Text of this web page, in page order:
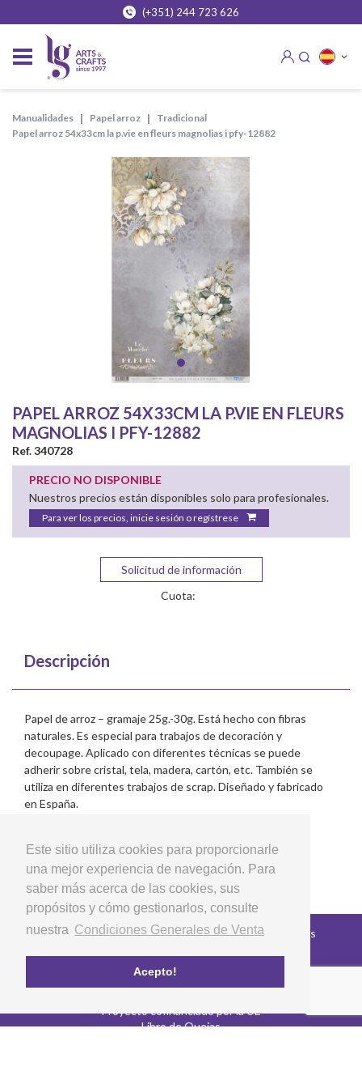
Este sitio utiliza cookies para proporcionarle
una mejor experiencia de navegación. Para
saber más acerca de las cookies, sus
propósitos y cómo gestionarlos, consulte
nuestra Condiciones Generales de Venta
Acepto!
(+351) 244 723 626
manualidades papel arroz
tradicional
papel arroz 54x33cm la p.vie en fleurs magnolias i pfy-12882
PAPEL ARROZ 54X33CM LA P.VIE EN FLEURS
MAGNOLIAS I PFY-12882
Ref. 340728
PRECIO NO DISPONIBLE
Nuestros precios están disponibles solo para profesionales.
Para ver los precios, inicie sesión o regístrese
Solicitud de información
Cuota:
Descripción
Papel de arroz – gramaje 25g.-30g. Está hecho con fibras
naturales. Es especial para trabajos de decoración y
decoupage. Aplicado con diferentes técnicas se puede
adherir sobre cristal, tela, madera, cartón, etc. También se
utiliza en diferentes trabajos de scrap. Diseñado y fabricado
en España.
Copyright © 2026 LG Arts Crafts Todos los derechos
Condiciones Generales de Venta
Preguntas Frecuentes
Proyecto cofinanciado por la UE
Libro de Quejas